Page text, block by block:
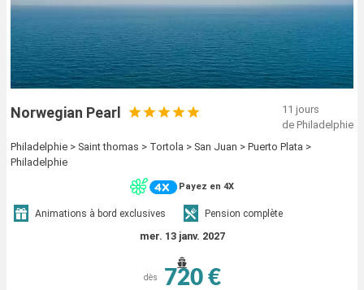
Norwegian Pearl
11 jours
de Philadelphie
Philadelphie > Saint thomas > Tortola > San Juan > Puerto Plata >
Philadelphie
Payez en 4X
Animations à bord exclusives Pension complète
mer. 13 janv. 2027
dès 720 €